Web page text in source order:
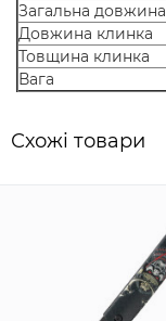
Загальна довжина
Довжина клинка
Товщина клинка
Вага
Схожi товари